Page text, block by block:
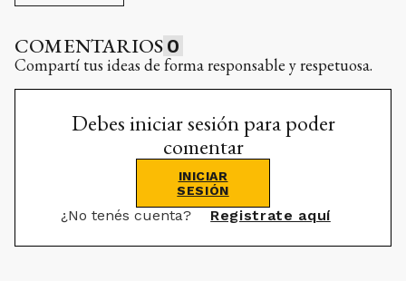
COMENTARIOS 0
Compartí tus ideas de forma responsable y respetuosa.
Debes iniciar sesión para poder
comentar
INICIAR
SESIÓN
¿No tenés cuenta? Registrate aquí